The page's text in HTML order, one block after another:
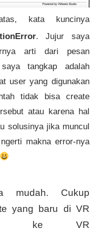
kata kuncinya
. Jujur saya
arti dari pesan
tangkap adalah
user yang digunakan
tidak bisa create
atau karena hal
solusinya jika muncul
makna error-nya
mudah. Cukup
yang baru di VR
ke VR